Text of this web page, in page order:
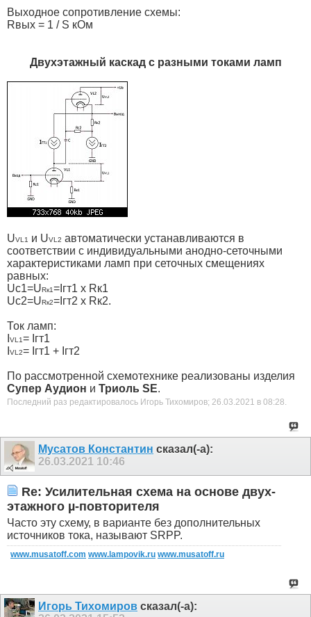
Выходное сопротивление схемы:
Rвых = 1 / S кОм
Двухэтажный каскад с разными токами ламп
UVL1 и UVL2 автоматически устанавливаются в
соответствии с индивидуальными анодно-сеточными
характеристиками ламп при сеточных смещениях
равных:
Uс1=URк1=Iгт1 х Rк1
Uс2=URк2=Iгт2 х Rк2.
Ток ламп:
VL1= Iгт1
VL2= Iгт1 + Iгт2
По рассмотренной схемотехнике реализованы изделия
Супер Аудион и Триоль SE.
Последний раз редактировалось Игорь Тихомиров; 26.03.2021 в 08:28.
Мусатов Константин сказал(-а):
26.03.2021 10:46
Re: Усилительная схема на основе двух-
этажного µ-повторителя
Часто эту схему, в варианте без дополнительных
источников тока, называют SRPP.
www.musatoff.com www.lampovik.ru www.musatoff.ru
Игорь Тихомиров сказал(-а):